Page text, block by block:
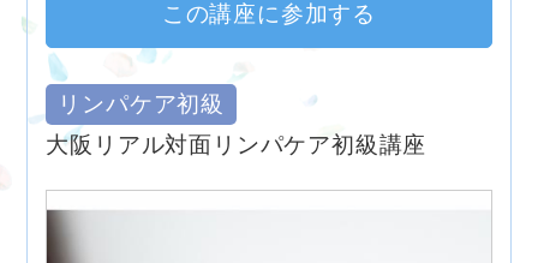
この講座に参加する
リンパケア初級
大阪リアル対面リンパケア初級講座